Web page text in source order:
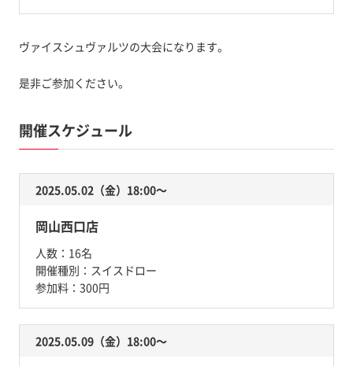
ヴァイスシュヴァルツの大会になります。
是非ご参加ください。
開催スケジュール
2025.05.02（金）18:00〜
岡山西口店
人数： 16名
開催種別： スイスドロー
参加料： 300円
2025.05.09（金）18:00〜